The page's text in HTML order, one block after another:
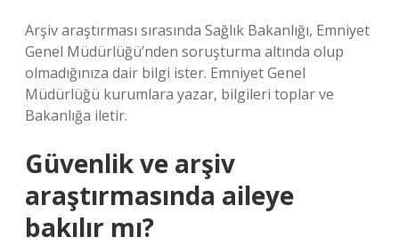
Arşiv araştırması sırasında Sağlık Bakanlığı, Emniyet
Genel Müdürlüğü’nden soruşturma altında olup
olmadığınıza dair bilgi ister. Emniyet Genel
Müdürlüğü kurumlara yazar, bilgileri toplar ve
Bakanlığa iletir.
Güvenlik ve arşiv
araştırmasında aileye
bakılır mı?